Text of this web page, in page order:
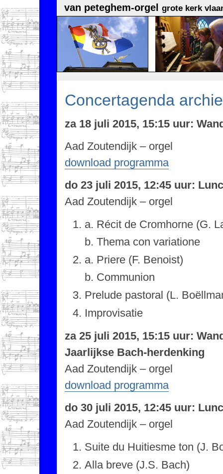
van peteghem-orgel grote kerk
Concertagenda
za 18 juli 2015, 15:15 uur:
Aad Zoutendijk – orgel
download programma
do 23 juli 2015, 12:45 uur:
Aad Zoutendijk – orgel
a. Récit de Cromhorne (G.
b. Thema con variatione
a. Priere (F. Benoist)
b. Communion
Prelude pastoral (L.
Improvisatie
za 25 juli 2015, 15:15 uur:
Jaarlijkse Bach-herdenking
Aad Zoutendijk – orgel
download programma
do 30 juli 2015, 12:45 uur:
Aad Zoutendijk – orgel
Suite du Huitiesme ton (J.
Alla breve (J.S. Bach)